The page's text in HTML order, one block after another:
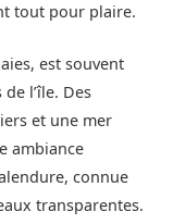
tout pour plaire.
est souvent
l’île. Des
et une mer
ambiance
connue
transparentes.